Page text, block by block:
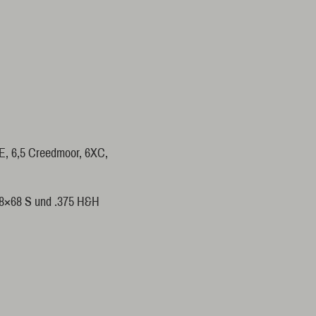
6,5 Creedmoor, 6XC,
S und .375 H&H